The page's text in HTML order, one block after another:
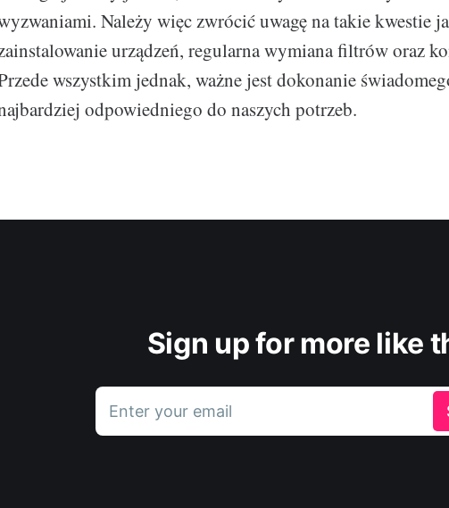
Należy więc zwrócić uwagę na takie kwestie
urządzeń, regularna wymiana filtrów oraz
wszystkim jednak, ważne jest dokonanie
odpowiedniego do naszych potrzeb.
Sign up for more like
Enter your email